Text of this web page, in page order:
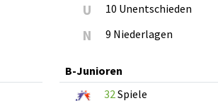
U 10 Unentschieden
N 9 Niederlagen
B-Junioren
32 Spiele